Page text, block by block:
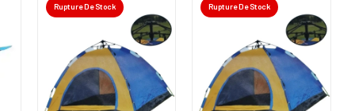
Rupture De Stock Rupture De Stock